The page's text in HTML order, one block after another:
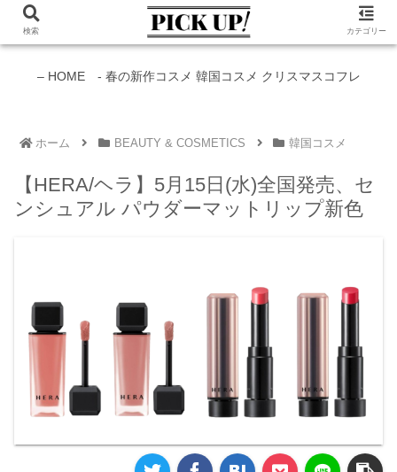
新作コスメ情報発信中！
– HOME - 春の新作コスメ 韓国コスメ クリスマスコフレ
ホーム BEAUTY & COSMETICS 韓国コスメ
【HERA/ヘラ】5月15日(水)全国発売、セ
ンシュアル パウダーマットリップ新色
検索 カテゴリー